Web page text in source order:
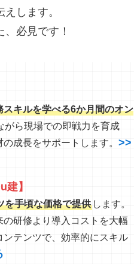
します。
必見です！
キルを学べる6か月間のオン
がら現場での即戦力を育成
成長をサポートします。 >>
】
を手頃な価格で提供します。
研修より導入コストを大幅
テンツで、効率的にスキル